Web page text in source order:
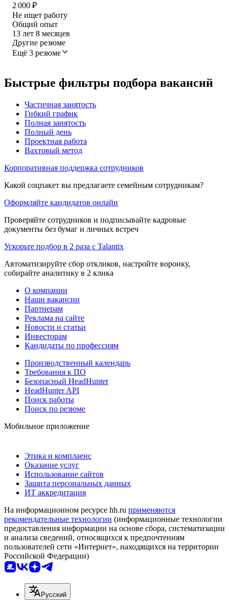
2 000 ₽
Не ищет работу
Общий опыт
13 лет 8 месяцев
Другие резюме
Ещё 3 резюме
Быстрые фильтры подбора вакансий
Частичная занятость
Гибкий график
Полная занятость
Полный день
Проектная работа
Вахтовый метод
Корпоративная поддержка сотрудников
Какой соцпакет вы предлагаете семейным сотрудникам?
Оформляйте кандидатов онлайн
Проверяйте сотрудников и подписывайте кадровые
документы без бумаг и личных встреч
Ускорьте подбор в 2 раза с Talantix
Автоматизируйте сбор откликов, настройте воронку,
собирайте аналитику в 2 клика
О компании
Наши вакансии
Партнерам
Реклама на сайте
Новости и статьи
Инвесторам
Кандидаты по профессиям
Производственный календарь
Требования к ПО
Безопасный HeadHunter
HeadHunter API
Поиск работы
Поиск по резюме
Мобильное приложение
Этика и комплаенс
Оказание услуг
Использование сайтов
Защита персональных данных
ИТ аккредитация
На информационном ресурсе hh.ru применяются
рекомендательные технологии (информационные технологии
предоставления информации на основе сбора, систематизации
и анализа сведений, относящихся к предпочтениям
пользователей сети «Интернет», находящихся на территории
Российской Федерации)
Русский